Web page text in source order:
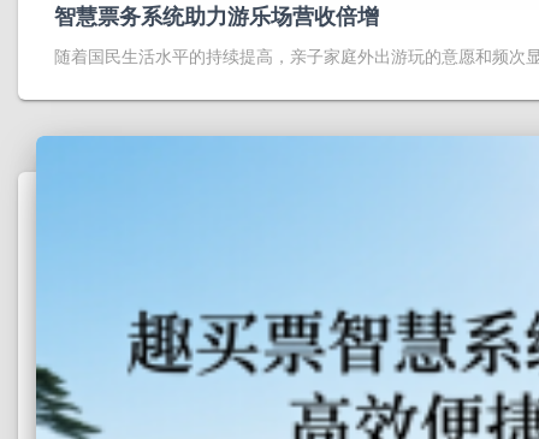
智慧票务系统助力游乐场营收倍增
随着国民生活水平的持续提高，亲子家庭外出游玩的意愿和频次